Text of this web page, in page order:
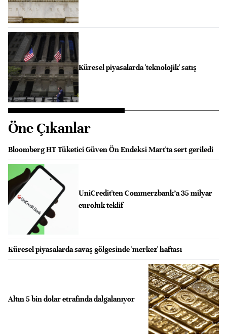
Küresel piyasalarda 'teknolojik' satış
Öne Çıkanlar
Bloomberg HT Tüketici Güven Ön Endeksi Mart'ta sert geriledi
UniCredit'ten Commerzbank’a 35 milyar
euroluk teklif
Küresel piyasalarda savaş gölgesinde 'merkez' haftası
Altın 5 bin dolar etrafında dalgalanıyor